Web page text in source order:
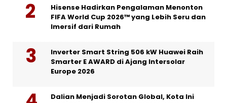
Hisense Hadirkan Pengalaman Menonton
FIFA World Cup 2026™ yang Lebih Seru dan
Imersif dari Rumah
Inverter Smart String 506 kW Huawei Raih
Smarter E AWARD di Ajang Intersolar
Europe 2026
Dalian Menjadi Sorotan Global, Kota Ini